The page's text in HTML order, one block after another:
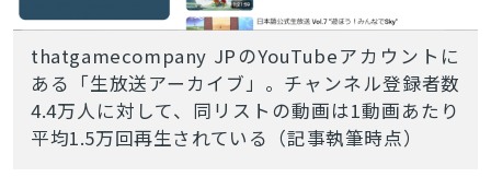
thatgamecompany JPのYouTubeアカウントに
ある「生放送アーカイブ」。チャンネル登録者数
4.4万人に対して、同リストの動画は1動画あたり
平均1.5万回再生されている（記事執筆時点）